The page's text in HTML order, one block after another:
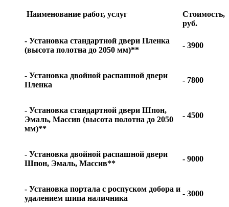
Наименование работ, услуг
Стоимость,
руб.
- Установка стандартной двери Пленка
(высота полотна до 2050 мм)**
- 3900
- Установка двойной распашной двери
Пленка
- 7800
- Установка стандартной двери Шпон,
Эмаль, Массив (высота полотна до 2050
мм)**
- 4500
- Установка двойной распашной двери
Шпон, Эмаль, Массив**
- 9000
- Установка портала с роспуском добора и
удалением шипа наличника
- 3000